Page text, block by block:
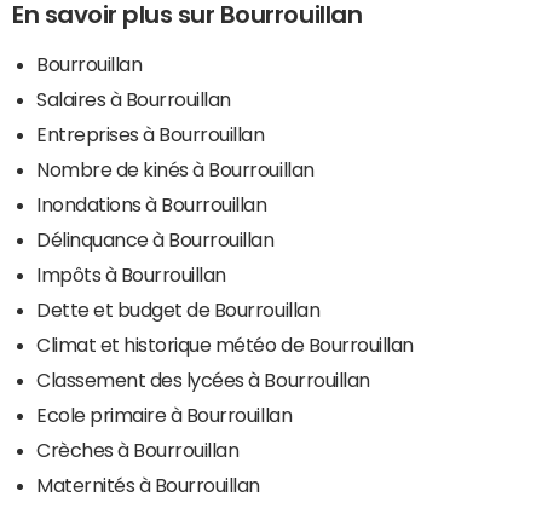
En savoir plus sur Bourrouillan
Bourrouillan
Salaires à Bourrouillan
Entreprises à Bourrouillan
Nombre de kinés à Bourrouillan
Inondations à Bourrouillan
Délinquance à Bourrouillan
Impôts à Bourrouillan
Dette et budget de Bourrouillan
Climat et historique météo de Bourrouillan
Classement des lycées à Bourrouillan
Ecole primaire à Bourrouillan
Crèches à Bourrouillan
Maternités à Bourrouillan